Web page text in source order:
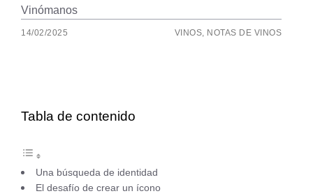
Vinómanos
14/02/2025 VINOS NOTAS DE VINOS
Tabla de contenido
Una búsqueda de identidad
El desafío de crear un ícono